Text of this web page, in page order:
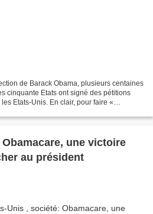
de Barack Obama, plusieurs centaines
cinquante Etats ont signé des pétitions
Etats-Unis. En clair, pour faire «
une victoire
au président